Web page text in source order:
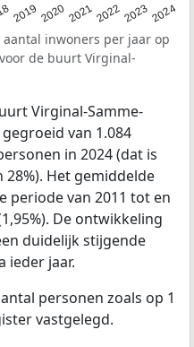
2019 20202021202220232024
inwoners per jaar op
voor de buurt Virginal-
Virginal-Samme-
van 1.084
in 2024 (dat is
Het gemiddelde
periode van 2011 tot en
De ontwikkeling
duidelijk stijgende
ieder jaar.
personen zoals op 1
vastgelegd.